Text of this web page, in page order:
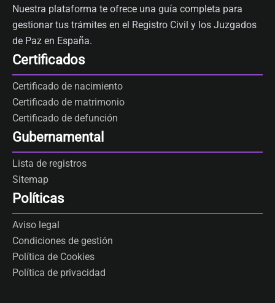
Nuestra plataforma te ofrece una guía completa para
gestionar tus trámites en el Registro Civil y los Juzgados
de Paz en España.
Certificados
Certificado de nacimiento
Certificado de matrimonio
Certificado de defunción
Gubernamental
Lista de registros
Sitemap
Políticas
Aviso legal
Condiciones de gestión
Política de Cookies
Política de privacidad